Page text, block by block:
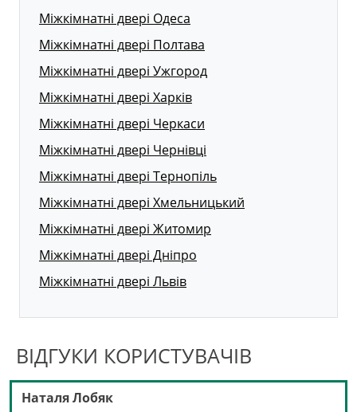
Міжкімнатні двері Одеса
Міжкімнатні двері Полтава
Міжкімнатні двері Ужгород
Міжкімнатні двері Харків
Міжкімнатні двері Черкаси
Міжкімнатні двері Чернівці
Міжкімнатні двері Тернопіль
Міжкімнатні двері Хмельницький
Міжкімнатні двері Житомир
Міжкімнатні двері Дніпро
Міжкімнатні двері Львів
ВІДГУКИ КОРИСТУВАЧІВ
Наталя Лобяк